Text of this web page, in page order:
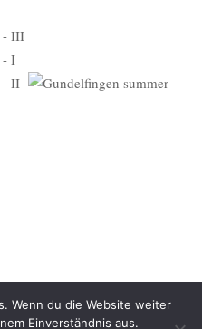
Wenn du die Website weiter
Einverständnis aus.